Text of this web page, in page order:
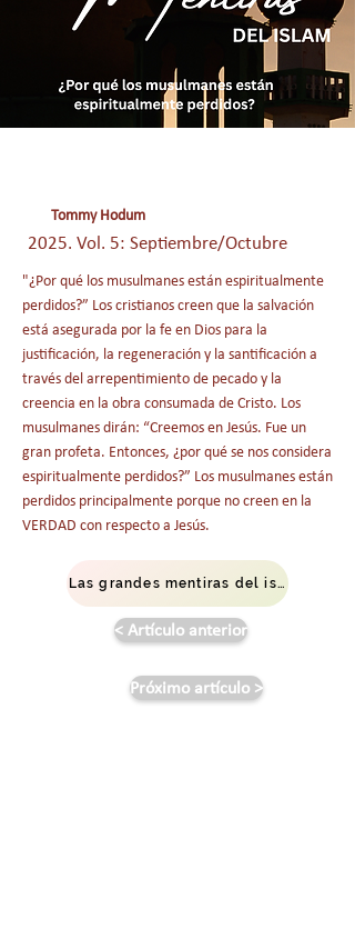
Tommy Hodum
2025. Vol. 5: Septiembre/Octubre
"¿Por qué los musulmanes están espiritualmente
perdidos?” Los cristianos creen que la salvación
está asegurada por la fe en Dios para la
justificación, la regeneración y la santificación a
través del arrepentimiento de pecado y la
creencia en la obra consumada de Cristo. Los
musulmanes dirán: “Creemos en Jesús. Fue un
gran profeta. Entonces, ¿por qué se nos considera
espiritualmente perdidos?” Los musulmanes están
perdidos principalmente porque no creen en la
VERDAD con respecto a Jesús.
Las grandes mentiras del islam: ¿Por qué los musulmanes están espiritualmente perdidos?
< Artículo anterior
Próximo artículo >